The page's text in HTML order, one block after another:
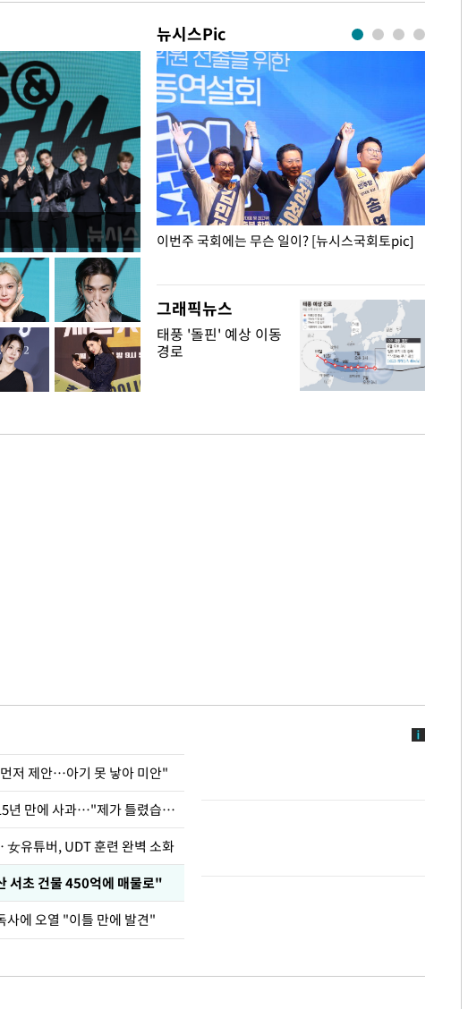
뉴시스Pic
해자에 위로·사과…"국가
이번주 국회에는 무슨 일이? [뉴시스국회토pic]
그래픽뉴스
태풍 '돌핀' 예상 이동
경로
저 제안…아기 못 낳아 미안"
표창원, 남규리에 15년 만에 사과…"제가 틀렸습니다"
유튜버, UDT 훈련 완벽 소화
서초 건물 450억에 매물로"
사에 오열 "이틀 만에 발견"